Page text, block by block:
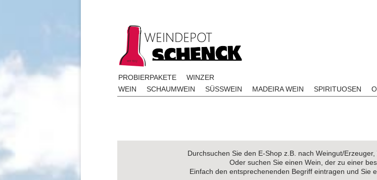
WEIN SCHAUMWEIN SÜSSWEIN MADEIRA WEIN SPIRITUOSEN
PROBIERPAKETE WINZER
Durchsuchen Sie den E-Shop z.B. nach Weingut/
Oder suchen Sie einen Wein, der zu einer
Einfach den entsprechenenden Begriff eintragen und Sie